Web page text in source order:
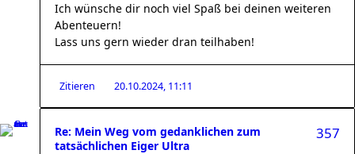
Ich wünsche dir noch viel Spaß bei deinen weiteren
Abenteuern!
Lass uns gern wieder dran teilhaben!
Zitieren 20.10.2024, 11:11
Re: Mein Weg vom gedanklichen zum
tatsächlichen Eiger Ultra
357